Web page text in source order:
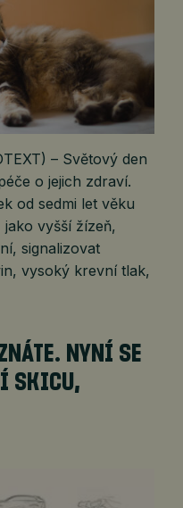
– Světový den
o jejich zdraví.
od sedmi let věku
vyšší žízeň,
signalizovat
vysoký krevní tlak,
NYNÍ SE
SKICU,